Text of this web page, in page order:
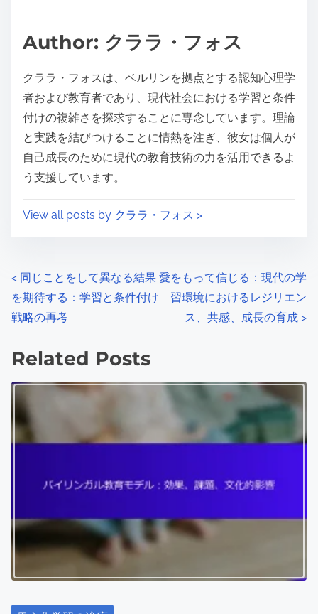
p
s
t
o
n
t
m
e
Author: クララ・フォス
クララ・フォスは、ベルリンを拠点とする認知心理学
者および教育者であり、現代社会における学習と条件
付けの複雑さを探求することに専念しています。理論
と実践を結びつけることに情熱を注ぎ、彼女は個人が
自己成長のために現代の教育技術の力を活用できるよ
う支援しています。
View all posts by クララ・フォス >
P
o
t
s
n
a
g
< 同じことをして異なる結果
を期待する：学習と条件付け
戦略の再考
愛をもって信じる：現代の学
習環境におけるレジリエン
ス、共感、成長の育成 >
Related Posts